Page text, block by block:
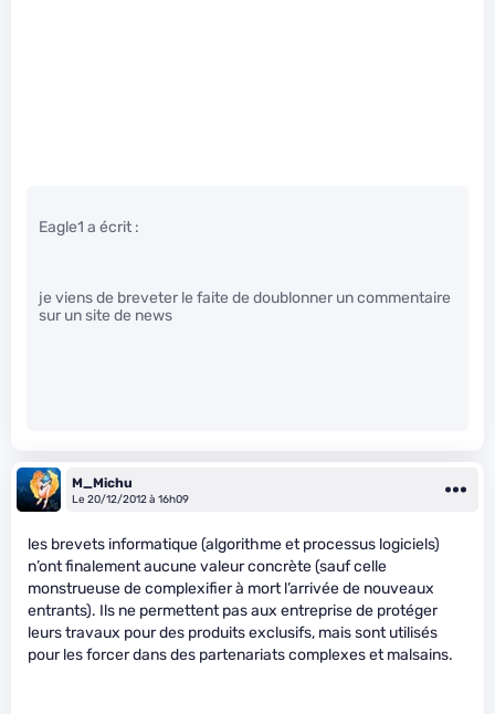
Eagle1 a écrit :
je viens de breveter le faite de doublonner un commentaire
sur un site de news
M_Michu
Le 20/12/2012 à 16h09
les brevets informatique (algorithme et processus logiciels)
n’ont finalement aucune valeur concrète (sauf celle
monstrueuse de complexifier à mort l’arrivée de nouveaux
entrants). Ils ne permettent pas aux entreprise de protéger
leurs travaux pour des produits exclusifs, mais sont utilisés
pour les forcer dans des partenariats complexes et malsains.